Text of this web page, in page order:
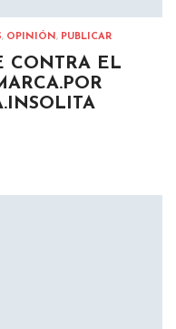
, OPINIÓN, PUBLICAR
CONTRA EL